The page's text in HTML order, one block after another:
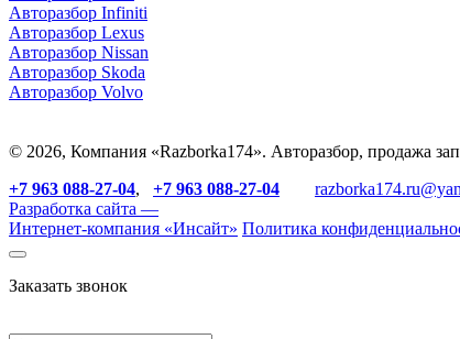
Авторазбор Infiniti
Авторазбор Lexus
Авторазбор Nissan
Авторазбор Skoda
Авторазбор Volvo
© 2026, Компания «Razborka174». Авторазбор, продажа
+7 963 088-27-04, +7 963 088-27-04
Разработка сайта —
Интернет-компания «Инсайт» Политика
Заказать звонок